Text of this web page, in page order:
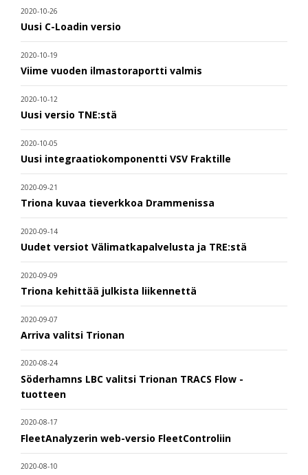
2020-10-26
Uusi C-Loadin versio
2020-10-19
Viime vuoden ilmastoraportti valmis
2020-10-12
Uusi versio TNE:stä
2020-10-05
Uusi integraatiokomponentti VSV Fraktille
2020-09-21
Triona kuvaa tieverkkoa Drammenissa
2020-09-14
Uudet versiot Välimatkapalvelusta ja TRE:stä
2020-09-09
Triona kehittää julkista liikennettä
2020-09-07
Arriva valitsi Trionan
2020-08-24
Söderhamns LBC valitsi Trionan TRACS Flow -
tuotteen
2020-08-17
FleetAnalyzerin web-versio FleetControliin
2020-08-10